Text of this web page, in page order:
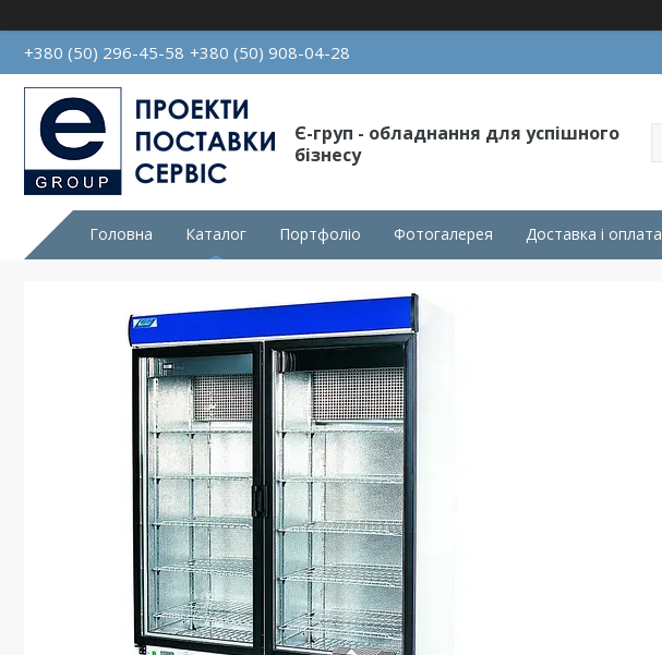
+380 (50) 296-45-58 +380 (50) 908-04-28
Є-груп - обладнання для успішного
бізнесу
Головна Каталог Портфоліо Фотогалерея Доставка і оплата